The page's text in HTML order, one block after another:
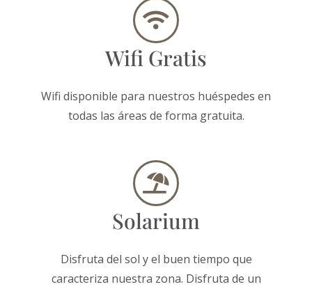
Wifi Gratis
Wifi disponible para nuestros huéspedes en
todas las áreas de forma gratuita.
Solarium
Disfruta del sol y el buen tiempo que
caracteriza nuestra zona. Disfruta de un